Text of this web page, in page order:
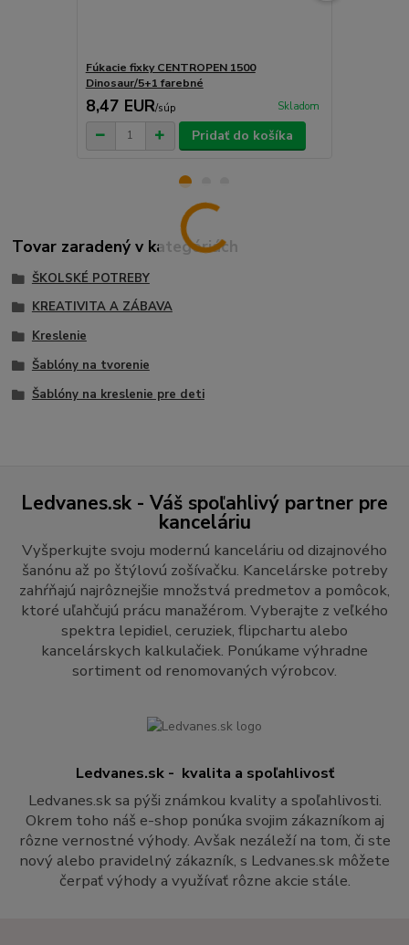
Fúkacie fixky CENTROPEN 1500
Dinosaur/5+1 farebné
8,47 EUR/súp Skladom
Pridať do košíka
Tovar zaradený v kategóriách
ŠKOLSKÉ POTREBY
KREATIVITA A ZÁBAVA
Kreslenie
Šablóny na tvorenie
Šablóny na kreslenie pre deti
Ledvanes.sk - Váš spoľahlivý partner pre
kanceláriu
Vyšperkujte svoju modernú kanceláriu od dizajnového
šanónu až po štýlovú zošívačku. Kancelárske potreby
zahŕňajú najrôznejšie množstvá predmetov a pomôcok,
ktoré uľahčujú prácu manažérom. Vyberajte z veľkého
spektra lepidiel, ceruziek, flipchartu alebo
kancelárskych kalkulačiek. Ponúkame výhradne
sortiment od renomovaných výrobcov.
Ledvanes.sk - kvalita a spoľahlivosť
Ledvanes.sk sa pýši známkou kvality a spoľahlivosti.
Okrem toho náš e-shop ponúka svojim zákazníkom aj
rôzne vernostné výhody. Avšak nezáleží na tom, či ste
nový alebo pravidelný zákazník, s Ledvanes.sk môžete
čerpať výhody a využívať rôzne akcie stále.